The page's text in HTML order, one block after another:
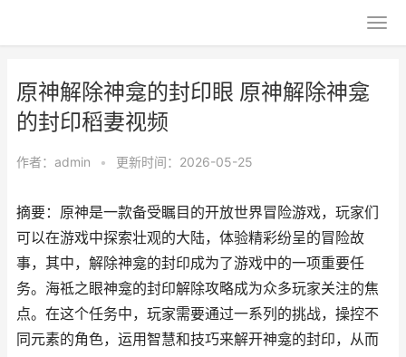
原神解除神龛的封印眼 原神解除神龛
的封印稻妻视频
作者： admin • 更新时间：2026-05-25
摘要：原神是一款备受瞩目的开放世界冒险游戏，玩家们
可以在游戏中探索壮观的大陆，体验精彩纷呈的冒险故
事，其中，解除神龛的封印成为了游戏中的一项重要任
务。海祗之眼神龛的封印解除攻略成为众多玩家关注的焦
点。在这个任务中，玩家需要通过一系列的挑战，操控不
同元素的角色，运用智慧和技巧来解开神龛的封印，从而